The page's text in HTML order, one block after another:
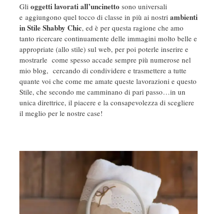
Gli oggetti lavorati all’uncinetto sono universali
e aggiungono quel tocco di classe in più ai nostri ambienti
in Stile Shabby Chic, ed è per questa ragione che amo
tanto ricercare continuamente delle immagini molto belle e
appropriate (allo stile) sul web, per poi poterle inserire e
mostrarle come spesso accade sempre più numerose nel
mio blog, cercando di condividere e trasmettere a tutte
quante voi che come me amate queste lavorazioni e questo
Stile, che secondo me camminano di pari passo…in un
unica direttrice, il piacere e la consapevolezza di scegliere
il meglio per le nostre case!